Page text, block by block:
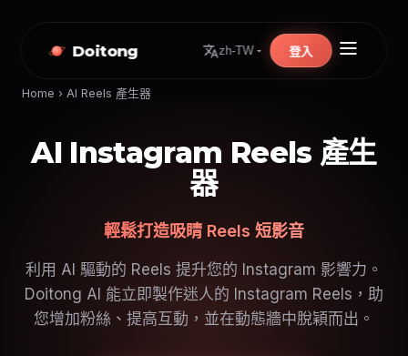
Doitong zh-TW 登入
Home › AI Reels 產生器
AI Instagram Reels 產生
器
輕鬆打造吸睛 Reels 短影音
利用 AI 驅動的 Reels 提升您的 Instagram 影響力。
Doitong AI 能立即製作迷人的 Instagram Reels，助
您增加粉絲、提高互動，並在動態牆中脫穎而出。